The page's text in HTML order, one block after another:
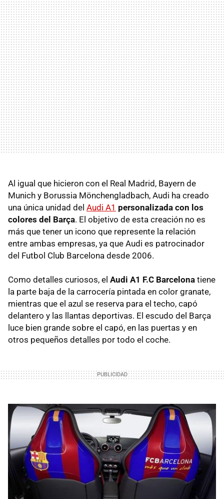
Al igual que hicieron con el Real Madrid, Bayern de
Munich y Borussia Mönchengladbach, Audi ha creado
una única unidad del Audi A1 personalizada con los
colores del Barça. El objetivo de esta creación no es
más que tener un icono que represente la relación
entre ambas empresas, ya que Audi es patrocinador
del Futbol Club Barcelona desde 2006.
Como detalles curiosos, el Audi A1 F.C Barcelona tiene
la parte baja de la carrocería pintada en color granate,
mientras que el azul se reserva para el techo, capó
delantero y las llantas deportivas. El escudo del Barça
luce bien grande sobre el capó, en las puertas y en
otros pequeños detalles por todo el coche.